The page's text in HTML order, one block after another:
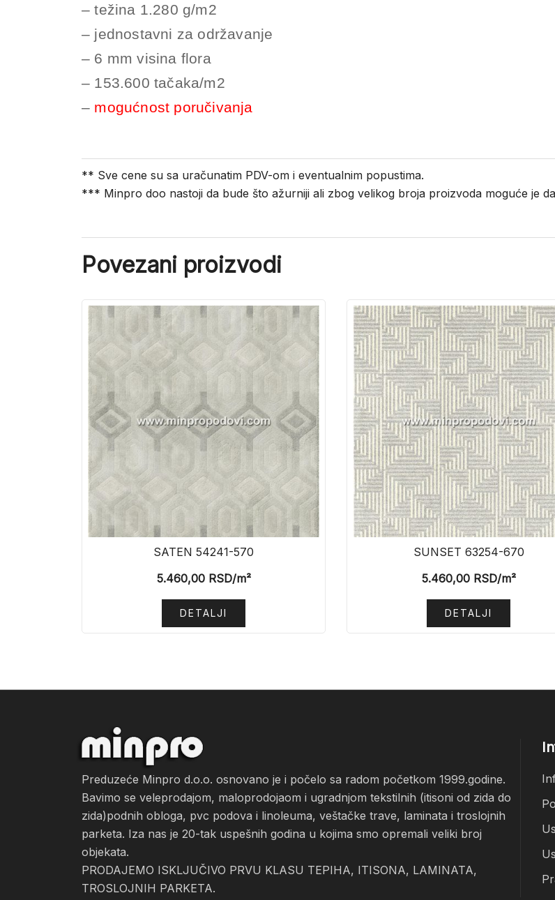
– težina 1.280 g/m2
– jednostavni za održavanje
– 6 mm visina flora
– 153.600 tačaka/m2
– mogućnost poručivanja
** Sve cene su sa uračunatim PDV-om i eventualnim popustima.
*** Minpro doo nastoji da bude što ažurniji ali zbog velikog broja proizvoda moguće je
Povezani proizvodi
SATEN 54241-570
5.460,00RSD/m²
DETALJI
SUNSET 63254-670
5.460,00RSD/m²
DETALJI
Preduzeće Minpro d.o.o. osnovano je i počelo sa radom početkom 1999.godine.
Bavimo se veleprodajom, maloprodojaom i ugradnjom tekstilnih (itisoni od zida do
zida)podnih obloga, pvc podova i linoleuma, veštačke trave, laminata i troslojnih
parketa. Iza nas je 20-tak uspešnih godina u kojima smo opremali veliki broj
objekata.
PRODAJEMO ISKLJUČIVO PRVU KLASU TEPIHA, ITISONA, LAMINATA,
TROSLOJNIH PARKETA.